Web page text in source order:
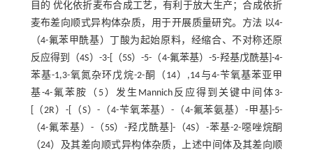
目的 优化依折麦布合成工艺，有利于放大生产；合成依折
麦布差向顺式异构体杂质，用于开展质量研究。方法 以4-
（4-氟苯甲酰基）丁酸为起始原料，经缩合、不对称还原
反应得到（4S）-3-[（5S）-5-（4-氟苯基）-5-羟基戊酰基]-4-
苯基-1,3-氧氮杂环戊烷-2-酮（14）,14与4-苄氧基苯亚甲
基-4-氟苯胺（5）发生Mannich反应得到关键中间体3-
[（2R）-[（S）-（4-苄氧苯基）-（4-氟苯氨基）-甲基]-5-
（4-氟苯基）-（5S）-羟戊酰基]-（4S）-苯基-2-噁唑烷酮
（24）及其差向顺式异构体杂质，上述中间体及其差向顺